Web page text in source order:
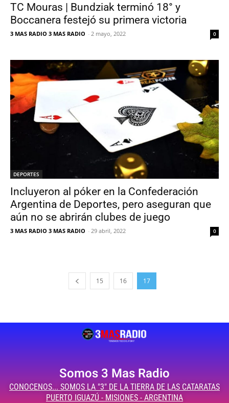
TC Mouras | Bundziak terminó 18° y
Boccanera festejó su primera victoria
3 MAS RADIO 3 MAS RADIO - 2 mayo, 2022 0
DEPORTES
Incluyeron al póker en la Confederación
Argentina de Deportes, pero aseguran que
aún no se abrirán clubes de juego
3 MAS RADIO 3 MAS RADIO - 29 abril, 2022 0
15 16 17
Somos 3 Mas Radio
CONOCENOS... SOMOS LA "3" DE LA TIERRA DE LAS CATARATAS
PUERTO IGUAZÚ - MISIONES - ARGENTINA